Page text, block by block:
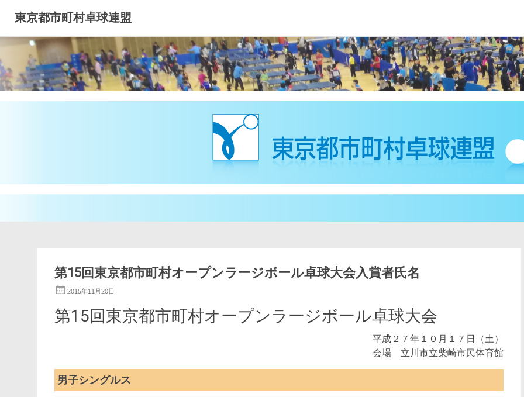
テ
ツ
へ
ス
東京都市町村卓球連盟
第15回東京都市町村オープンラージボール卓球大会入賞者氏名
2015年11月20日
第15回東京都市町村オープンラージボール卓球大会
平成２７年１０月１７日（土）
会場 立川市立柴崎市民体育館
男子シングルス